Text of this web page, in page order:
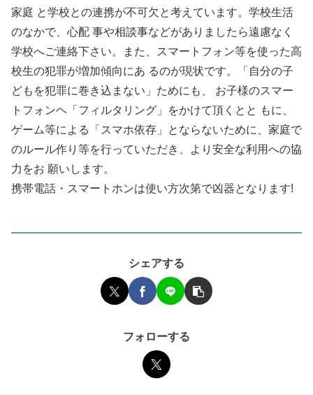
家庭 と学校との連携が不可欠と考えています。学校生活
のなかで、心配 事や相談事などがありましたら遠慮なく
学校へご連絡下さい。また、スマートフォン等を使った高
校生の犯罪が増加傾向にあ るのが現状です。「自分の子
どもを犯罪に巻き込まない」ためにも、 お子様のスマー
トフォンヘ「フィルタリング」をかけて頂くとと もに、
ゲーム等による「スマホ依存」とならないために、家庭で
のルール作り等を行っていただき、より安全な利用への協
力をお 願いします。
携帯電話・スマートホンは使い方次第で凶器となります!
シェアする
フォローする